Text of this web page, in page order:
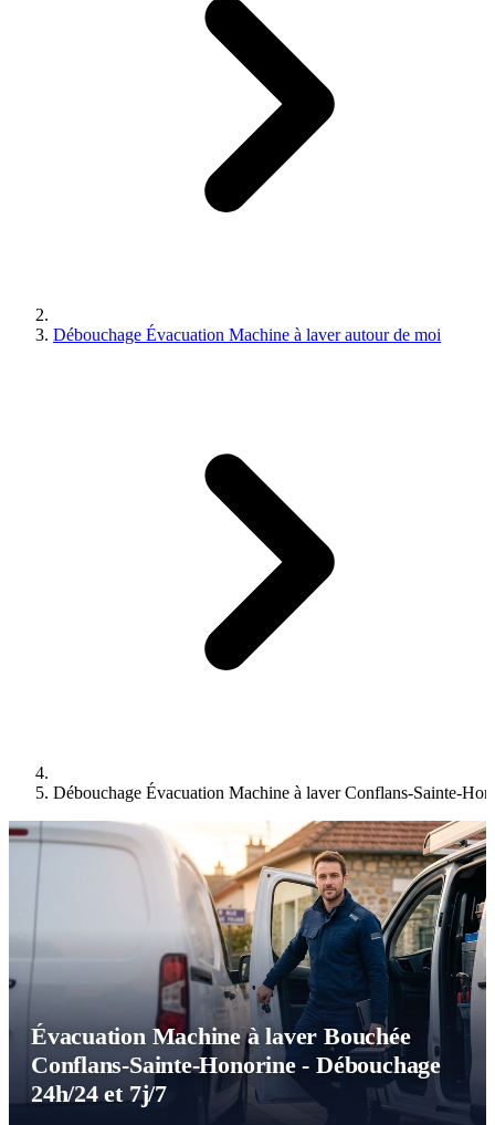
Débouchage Évacuation Machine à laver autour de moi
Débouchage Évacuation Machine à laver Conflans-Sainte-
Évacuation Machine à laver Bouchée
Conflans-Sainte-Honorine - Débouchage
24h/24 et 7j/7